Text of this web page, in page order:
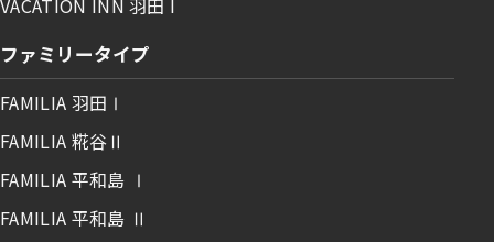
VACATION INN 羽田 I
ファミリータイプ
FAMILIA 羽田Ⅰ
FAMILIA 糀谷Ⅱ
FAMILIA 平和島 Ⅰ
FAMILIA 平和島 Ⅱ